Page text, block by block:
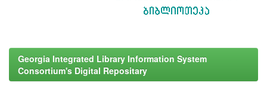
Georgia Integrated Library Information System
Consortium's Digital Repositary